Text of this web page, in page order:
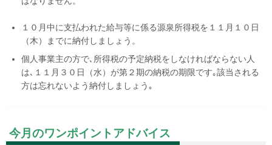
１０月中に支払われた給与等に係る源泉所得税を１１月１０日
（木）までに納付しましょう。
個人事業主の方で､所得税の予定納税をしなければならない人
は､１１月３０日（水）が第２期の納税の期限です｡該当される
方は忘れないよう納付しましょう｡
今月のワンポイントアドバイス